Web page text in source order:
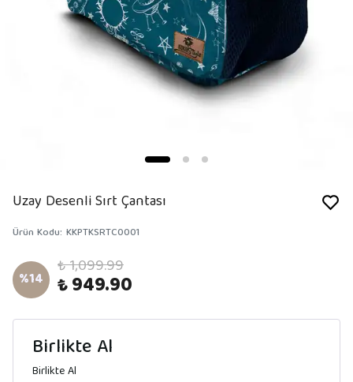
Uzay Desenli Sırt Çantası
Ürün Kodu: KKPTKSRTC0001
%14 ₺ 1,099.99
₺ 949.90
Birlikte Al
Birlikte Al